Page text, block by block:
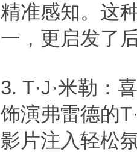
精准感知。这
一，更启发了
3. T·J·米勒：
饰演弗雷德的
影片注入轻松